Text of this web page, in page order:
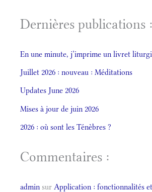
Dernières publications :
En une minute, j’imprime un livret
Juillet 2026 : nouveau : Méditations
Updates June 2026
Mises à jour de juin 2026
2026 : où sont les Ténèbres ?
Commentaires :
admin sur Application : fonctionnalités